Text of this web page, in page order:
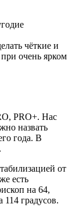
чёткие и
очень ярком
PRO+. Нас
назвать
года. В
от
есть
на 64,
114 градусов.